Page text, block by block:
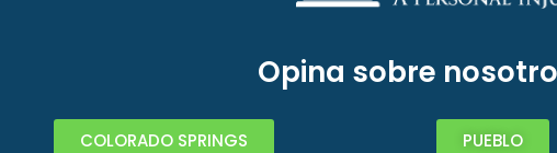
Opina sobre
COLORADO SPRINGS PUEBLO